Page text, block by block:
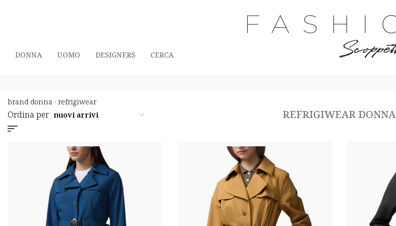
DONNA UOMO DESIGNERS CERCA
brand donna · refrigiwear
Ordina per REFRIGIWEAR DONNA